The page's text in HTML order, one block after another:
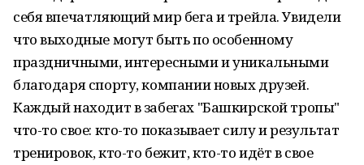
себя впечатляющий мир бега и трейла. Увидели
что выходные могут быть по особенному
праздничными, интересными и уникальными
благодаря спорту, компании новых друзей.
Каждый находит в забегах "Башкирской тропы"
что-то свое: кто-то показывает силу и результат
тренировок, кто-то бежит, кто-то идёт в свое